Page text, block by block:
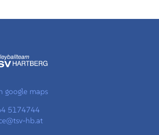
google maps
5174744
hb.at